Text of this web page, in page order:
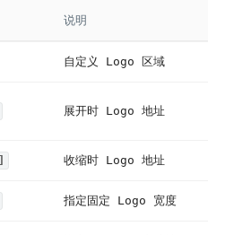
说明
自定义 Logo 区域
展开时 Logo 地址
收缩时 Logo 地址
指定固定 Logo 宽度